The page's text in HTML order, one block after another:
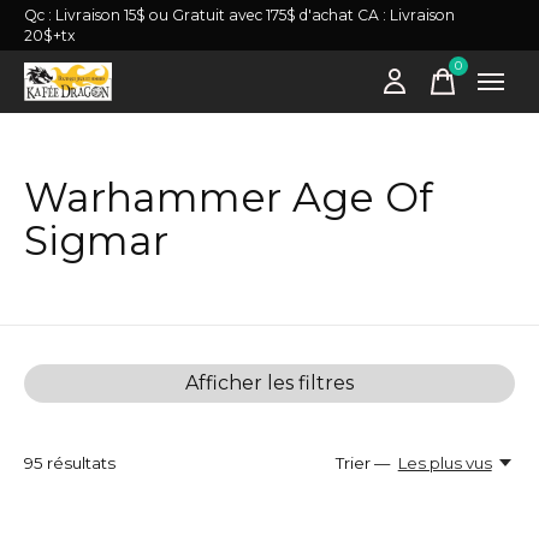
Qc : Livraison 15$ ou Gratuit avec 175$ d'achat CA : Livraison
20$+tx
0items
Warhammer Age Of
Sigmar
Afficher les filtres
95 résultats Trier — Les plus vus